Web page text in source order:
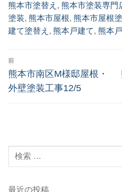
熊本市塗替え , 熊本市塗装専門
塗装, 熊本市屋根, 熊本市屋根
建て塗替え , 熊本戸建て, 熊本
前
熊本市南区M様邸屋根・
外壁塗装工事12/5
最近の投稿